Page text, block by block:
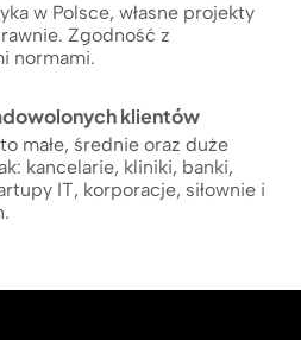
w Polsce, własne projekty
Zgodność z
normami.
klientów
małe, średnie oraz duże
kancelarie, kliniki, banki,
IT, korporacje, siłownie i